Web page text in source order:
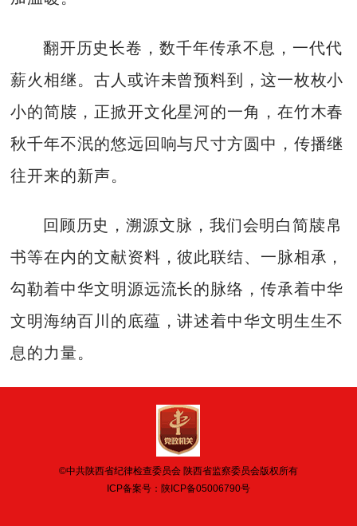
翻开历史长卷，数千年传承不息，一代代
薪火相继。古人或许未曾预料到，这一枚枚小
小的简牍，正掀开文化星河的一角，在竹木春
秋千年不泯的悠远回响与尺寸方圆中，传播继
往开来的新声。
回顾历史，溯源文脉，我们会明白简牍帛
书等在内的文献资料，彼此联结、一脉相承，
勾勒着中华文明源远流长的脉络，传承着中华
文明海纳百川的底蕴，讲述着中华文明生生不
息的力量。
©中共陕西省纪律检查委员会 陕西省监察委员会版权所有
ICP备案号： 陕ICP备05006790号